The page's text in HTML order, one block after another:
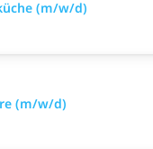
(m/w/d)
(m/w/d)